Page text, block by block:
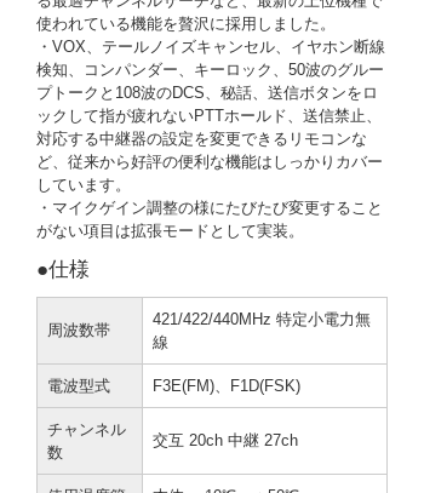
使われている機能を贅沢に採用しました。
・VOX、テールノイズキャンセル、イヤホン断線
検知、コンパンダー、キーロック、50波のグルー
プトークと108波のDCS、秘話、送信ボタンをロ
ックして指が疲れないPTTホールド、送信禁止、
対応する中継器の設定を変更できるリモコンな
ど、従来から好評の便利な機能はしっかりカバー
しています。
・マイクゲイン調整の様にたびたび変更すること
がない項目は拡張モードとして実装。
●仕様
周波数帯
421/422/440MHz 特定小電力無
線
電波型式 F3E(FM)、F1D(FSK)
チャンネル
数
交互 20ch 中継 27ch